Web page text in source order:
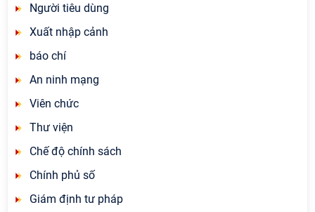
Người tiêu dùng
Xuất nhập cảnh
báo chí
An ninh mạng
Viên chức
Thư viện
Chế độ chính sách
Chính phủ số
Giám định tư pháp